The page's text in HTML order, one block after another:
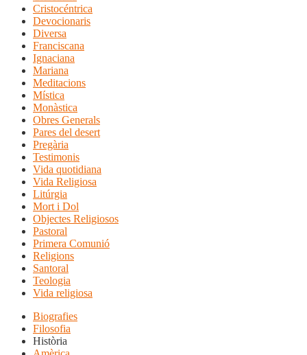
Cristocéntrica
Devocionaris
Diversa
Franciscana
Ignaciana
Mariana
Meditacions
Mística
Monàstica
Obres Generals
Pares del desert
Pregària
Testimonis
Vida quotidiana
Vida Religiosa
Litúrgia
Mort i Dol
Objectes Religiosos
Pastoral
Primera Comunió
Religions
Santoral
Teologia
Vida religiosa
Biografies
Filosofia
Història